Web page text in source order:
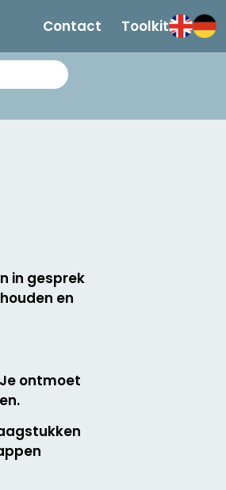
Contact Toolkit
in gesprek
en
ontmoet